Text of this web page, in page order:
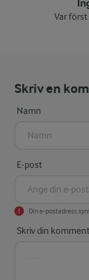
Var
Skriv en
Namn
E-post
Din e-postadress
Skriv din